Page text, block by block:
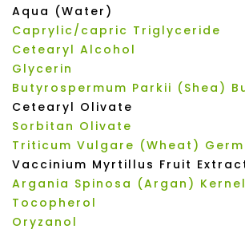
Aqua (Water)
Caprylic/capric Triglyceride
Cetearyl Alcohol
Glycerin
Butyrospermum Parkii (Shea)
Cetearyl Olivate
Sorbitan Olivate
Triticum Vulgare (Wheat) Germ
Vaccinium Myrtillus Fruit
Argania Spinosa (Argan)
Tocopherol
Oryzanol